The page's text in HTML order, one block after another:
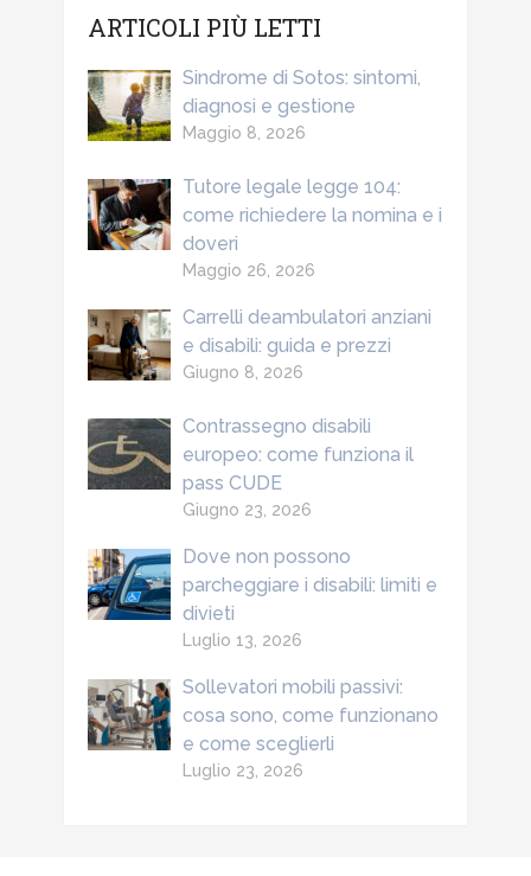
ARTICOLI PIÙ LETTI
Sindrome di Sotos: sintomi,
diagnosi e gestione
Maggio 8, 2026
Tutore legale legge 104:
come richiedere la nomina e i
doveri
Maggio 26, 2026
Carrelli deambulatori anziani
e disabili: guida e prezzi
Giugno 8, 2026
Contrassegno disabili
europeo: come funziona il
pass CUDE
Giugno 23, 2026
Dove non possono
parcheggiare i disabili: limiti e
divieti
Luglio 13, 2026
Sollevatori mobili passivi:
cosa sono, come funzionano
e come sceglierli
Luglio 23, 2026